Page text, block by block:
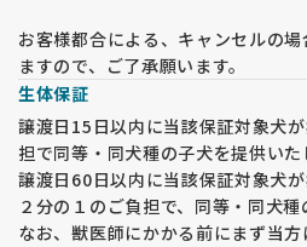
お客様都合による、キャンセルの
ますので、ご了承願います。
生体保証
譲渡日15日以内に当該保証対象犬
担で同等・同犬種の子犬を提供いた
譲渡日60日以内に当該保証対象犬
２分の１のご負担で、同等・同犬種
なお、獣医師にかかる前にまず当方